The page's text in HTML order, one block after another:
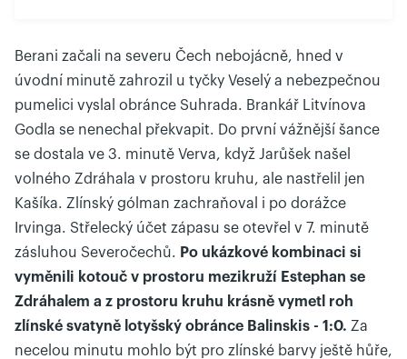
Berani začali na severu Čech nebojácně, hned v
úvodní minutě zahrozil u tyčky Veselý a nebezpečnou
pumelici vyslal obránce Suhrada. Brankář Litvínova
Godla se nenechal překvapit. Do první vážnější šance
se dostala ve 3. minutě Verva, když Jarůšek našel
volného Zdráhala v prostoru kruhu, ale nastřelil jen
Kašíka. Zlínský gólman zachraňoval i po dorážce
Irvinga. Střelecký účet zápasu se otevřel v 7. minutě
zásluhou Severočechů. Po ukázkové kombinaci si
vyměnili kotouč v prostoru mezikruží Estephan se
Zdráhalem a z prostoru kruhu krásně vymetl roh
zlínské svatyně lotyšský obránce Balinskis - 1:0. Za
necelou minutu mohlo být pro zlínské barvy ještě hůře,